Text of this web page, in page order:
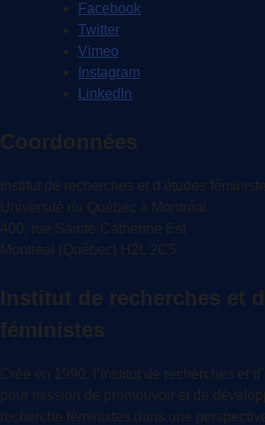
Facebook
Twitter
Vimeo
Instagram
LinkedIn
Coordonnées
Institut de recherches et d’études
Université du Québec à Montréal
400, rue Sainte-Catherine Est
Montréal (Québec) H2L 2C5
Institut de recherches et
féministes
Créé en 1990, l’Institut de recherches et
pour mission de promouvoir et de
recherche féministes dans une